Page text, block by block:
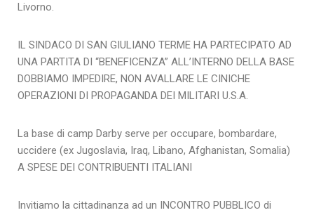
Livorno.
IL SINDACO DI SAN GIULIANO TERME HA PARTECIPATO AD
UNA PARTITA DI “BENEFICENZA” ALL’INTERNO DELLA BASE
DOBBIAMO IMPEDIRE, NON AVALLARE LE CINICHE
OPERAZIONI DI PROPAGANDA DEI MILITARI U.S.A.
La base di camp Darby serve per occupare, bombardare,
uccidere (ex Jugoslavia, Iraq, Libano, Afghanistan, Somalia)
A SPESE DEI CONTRIBUENTI ITALIANI
Invitiamo la cittadinanza ad un INCONTRO PUBBLICO di